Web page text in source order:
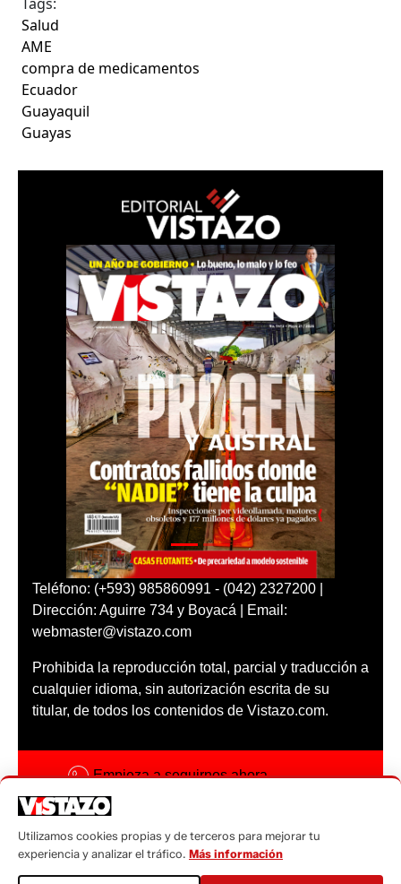
Salud
AME
compra de medicamentos
Ecuador
Guayaquil
Guayas
Teléfono: (+593) 985860991 - (042) 2327200 |
Dirección: Aguirre 734 y Boyacá | Email:
webmaster@vistazo.com
Prohibida la reproducción total, parcial y traducción a
cualquier idioma, sin autorización escrita de su
titular, de todos los contenidos de Vistazo.com.
Empieza a seguirnos ahora
Código ética
Sugerencias a:
Utilizamos cookies propias y de terceros para mejorar tu
experiencia y analizar el tráfico. Más información